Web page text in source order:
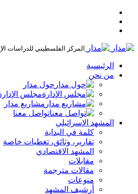
المركز الفلسطيني للدراسات
الرئيسية
من نحن
حول مدار
مجلس
مشاريع مدار
تواصل معنا
المشهد الإسرائيلي
كلمة في البداية
تقارير، وثائق، تغطيات خاصة
المشهد الاقتصادي
مقابلات
مقالات مترجمة
منوعات
أرشيف المشهد